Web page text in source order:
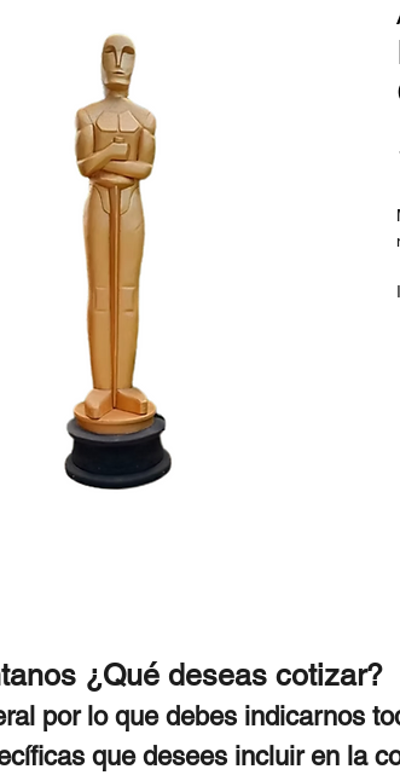
¿Qué deseas cotizar?
por lo que debes indicarnos
que desees incluir en la